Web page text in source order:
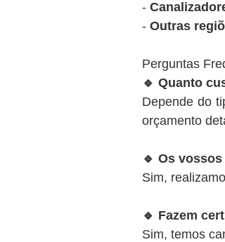
-
- Outras
Perguntas
🔹 Quanto
Depende do
orçamento
🔹 Os
Sim,
🔹 Fazem
Sim, temos